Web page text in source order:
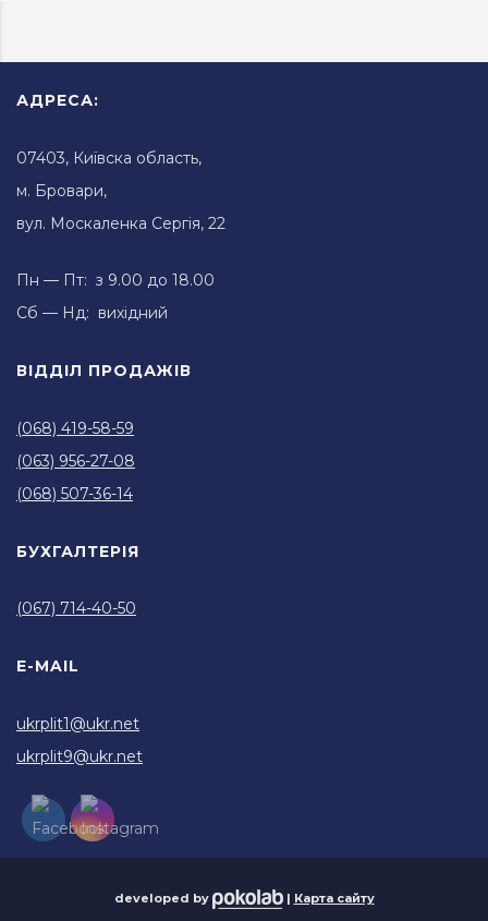
АДРЕСА:
07403, Київска область,
м. Бровари,
вул. Москаленка Сергія, 22
Пн — Пт: з 9.00 до 18.00
Сб — Нд: вихідний
ВІДДІЛ ПРОДАЖІВ
(068) 419-58-59
(063) 956-27-08
(068) 507-36-14
БУХГАЛТЕРІЯ
(067) 714-40-50
E-MAIL
ukrplit1@ukr.net
ukrplit9@ukr.net
developed by | Карта сайту